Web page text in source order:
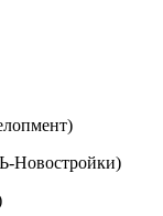
Новостройки)